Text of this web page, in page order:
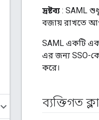
দ্রষ্টব্য : SAML
বজায় রাখতে
SAML একটি
এর জন্য SSO-
করে।
ব্যক্তিগত